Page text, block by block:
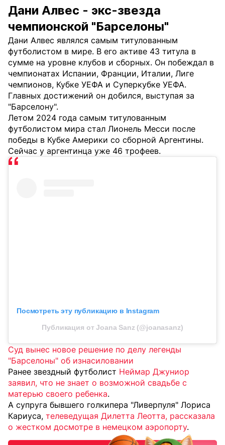
Дани Алвес - экс-звезда
чемпионской "Барселоны"
Дани Алвес являлся самым титулованным
футболистом в мире. В его активе 43 титула в
сумме на уровне клубов и сборных. Он побеждал в
чемпионатах Испании, Франции, Италии, Лиге
чемпионов, Кубке УЕФА и Суперкубке УЕФА.
Главных достижений он добился, выступая за
"Барселону".
Летом 2024 года самым титулованным
футболистом мира стал Лионель Месси после
победы в Кубке Америки со сборной Аргентины.
Сейчас у аргентинца уже 46 трофеев.
Посмотреть эту публикацию в Instagram
Публикация от Joana Sanz (@joanasanz)
Суд вынес новое решение по делу легенды
"Барселоны" об изнасиловании
Ранее звездный футболист Неймар Джуниор
заявил, что не знает о возможной свадьбе с
матерью своего ребенка.
А супруга бывшего голкипера "Ливерпуля" Лориса
Кариуса, телеведущая Дилетта Леотта, рассказала
о жестком досмотре в немецком аэропорту.